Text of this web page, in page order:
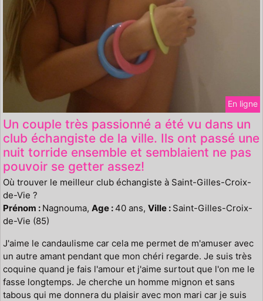
En ligne
Un couple très passionné a été vu dans un
club échangiste de la ville. Ils ont passé une
nuit torride ensemble et semblaient ne pas
pouvoir se getter assez!
Où trouver le meilleur club échangiste à Saint-Gilles-Croix-
de-Vie ?
Prénom : Nagnouma, Age : 40 ans, Ville : Saint-Gilles-Croix-
de-Vie (85)
J'aime le candaulisme car cela me permet de m'amuser avec
un autre amant pendant que mon chéri regarde. Je suis très
coquine quand je fais l'amour et j'aime surtout que l'on me le
fasse longtemps. Je cherche un homme mignon et sans
tabous qui me donnera du plaisir avec mon mari car je suis